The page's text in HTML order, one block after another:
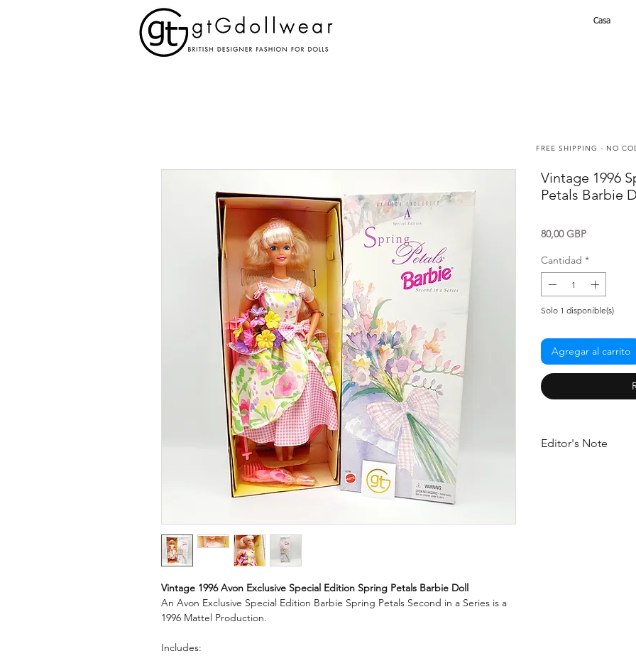
Casa
Vintage 1996 Avon Exclusive Special Edition Spring Petals Barbie Doll
An Avon Exclusive Special Edition Barbie Spring Petals Second in a Series is a
1996 Mattel Production.
Includes:
Vintage 1996
Petals Barbie
80,00 GBPPrecio
Cantidad *
Solo 1 disponible(s)
Agregar al carrito
Editor's Note
FREE SHIPPING - NO